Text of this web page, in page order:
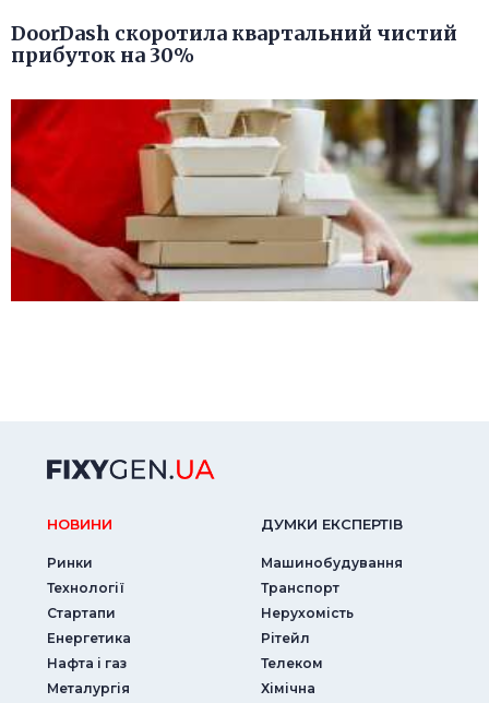
DoorDash скоротила квартальний чистий
прибуток на 30%
НОВИНИ
Ринки
Технології
Стартапи
Енергетика
Нафта і газ
Металургія
ДУМКИ ЕКСПЕРТIВ
Машинобудування
Транспорт
Нерухомість
Рітейл
Телеком
Хімічна